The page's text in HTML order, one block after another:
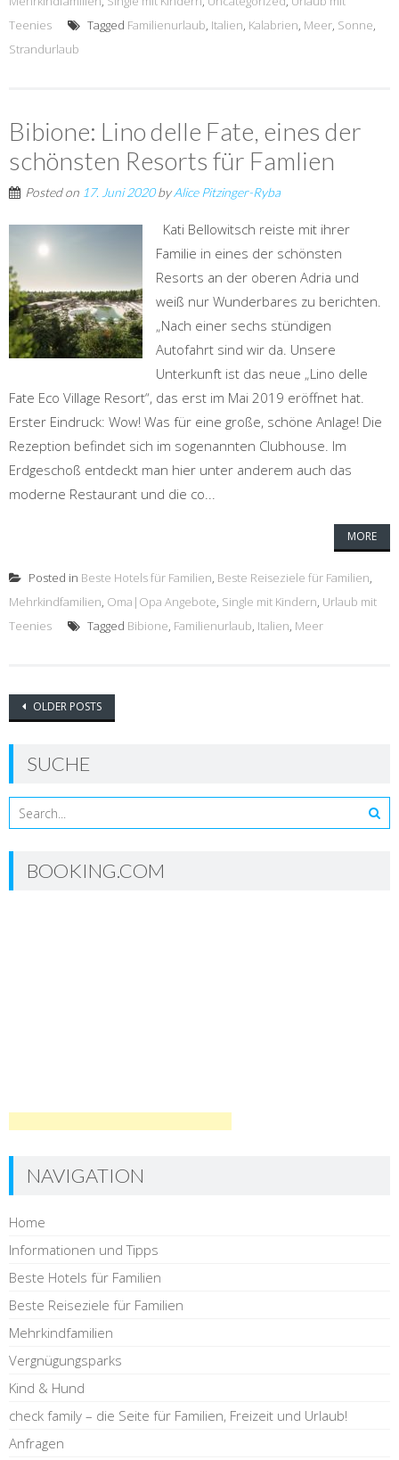
Teenies
Tagged Familienurlaub, Italien, Kalabrien, Meer, Sonne,
Strandurlaub
Bibione: Lino delle Fate, eines der
schönsten Resorts für Famlien
Posted on 17. Juni 2020byAlice Pitzinger-Ryba
Kati Bellowitsch reiste mit ihrer
Familie in eines der schönsten
Resorts an der oberen Adria und
weiß nur Wunderbares zu berichten.
„Nach einer sechs stündigen
Autofahrt sind wir da. Unsere
Unterkunft ist das neue „Lino delle
Fate Eco Village Resort“, das erst im Mai 2019 eröffnet hat.
Erster Eindruck: Wow! Was für eine große, schöne Anlage! Die
Rezeption befindet sich im sogenannten Clubhouse. Im
Erdgeschoß entdeckt man hier unter anderem auch das
moderne Restaurant und die co...
MORE
Posted in Beste Hotels für Familien, Beste Reiseziele für Familien,
Mehrkindfamilien, Oma|Opa Angebote, Single mit Kindern, Urlaub mit
Teenies
Tagged Bibione, Familienurlaub, Italien, Meer
Posts
navigation
OLDER POSTS
SUCHE
BOOKING.COM
NAVIGATION
Home
Informationen und Tipps
Beste Hotels für Familien
Beste Reiseziele für Familien
Mehrkindfamilien
Vergnügungsparks
Kind & Hund
check family – die Seite für Familien, Freizeit und Urlaub!
Anfragen